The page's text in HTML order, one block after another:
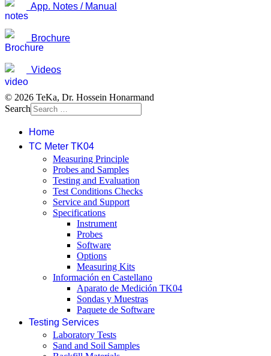
App. Notes / Manual
Brochure
Videos
© 2026 TeKa, Dr. Hossein Honarmand
Search
Home
TC Meter TK04
Measuring Principle
Probes and Samples
Testing and Evaluation
Test Conditions Checks
Service and Support
Specifications
Instrument
Probes
Software
Options
Measuring Kits
Información en Castellano
Aparato de Medición TK04
Sondas y Muestras
Paquete de Software
Testing Services
Laboratory Tests
Sand and Soil Samples